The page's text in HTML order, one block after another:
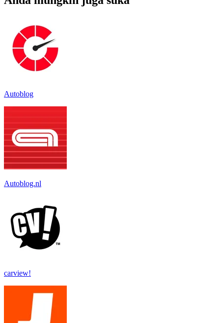
Autoblog
Autoblog.nl
carview!